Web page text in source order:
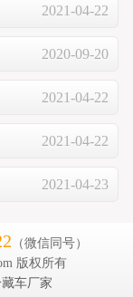
2021-04-22
2020-09-20
2021-04-22
2021-04-22
2021-04-23
（微信同号）
版权所有
车厂家